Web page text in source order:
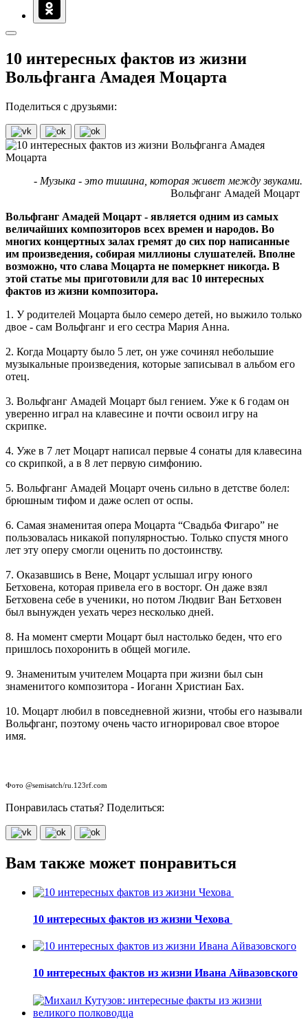
10 интересных фактов из жизни
Вольфганга Амадея Моцарта
Поделиться с друзьями:
- Музыка - это тишина, которая живет между звуками.
Вольфганг Амадей Моцарт
Вольфганг Амадей Моцарт - является одним из самых
величайших композиторов всех времен и народов. Во
многих концертных залах гремят до сих пор написанные
им произведения, собирая миллионы слушателей. Вполне
возможно, что слава Моцарта не померкнет никогда. В
этой статье мы приготовили для вас 10 интересных
фактов из жизни композитора.
1. У родителей Моцарта было семеро детей, но выжило только
двое - сам Вольфганг и его сестра Мария Анна.
2. Когда Моцарту было 5 лет, он уже сочинял небольшие
музыкальные произведения, которые записывал в альбом его
отец.
3. Вольфганг Амадей Моцарт был гением. Уже к 6 годам он
уверенно играл на клавесине и почти освоил игру на
скрипке.
4. Уже в 7 лет Моцарт написал первые 4 сонаты для клавесина
со скрипкой, а в 8 лет первую симфонию.
5. Вольфганг Амадей Моцарт очень сильно в детстве болел:
брюшным тифом и даже ослеп от оспы.
6. Самая знаменитая опера Моцарта “Свадьба Фигаро” не
пользовалась никакой популярностью. Только спустя много
лет эту оперу смогли оценить по достоинству.
7. Оказавшись в Вене, Моцарт услышал игру юного
Бетховена, которая привела его в восторг. Он даже взял
Бетховена себе в ученики, но потом Людвиг Ван Бетховен
был вынужден уехать через несколько дней.
8. На момент смерти Моцарт был настолько беден, что его
пришлось похоронить в общей могиле.
9. Знаменитым учителем Моцарта при жизни был сын
знаменитого композитора - Иоганн Христиан Бах.
10. Моцарт любил в повседневной жизни, чтобы его называли
Вольфганг, поэтому очень часто игнорировал свое второе
имя.
Фото @semisatch/ru.123rf.com
Понравилась статья? Поделиться:
Вам также может понравиться
10 интересных фактов из жизни Чехова
10 интересных фактов из жизни Ивана Айвазовского